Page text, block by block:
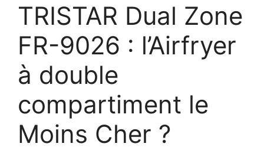
TRISTAR Dual Zone
FR-9026 : l’Airfryer
à double
compartiment le
Moins Cher ?